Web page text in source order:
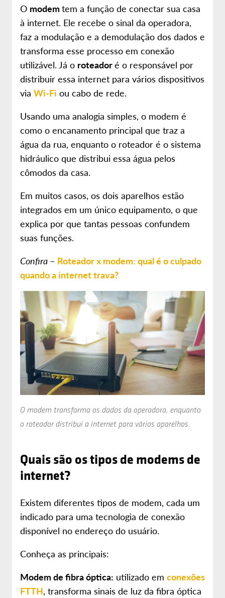
O modem tem a função de conectar sua casa
à internet. Ele recebe o sinal da operadora,
faz a modulação e a demodulação dos dados e
transforma esse processo em conexão
utilizável. Já o roteadoré o responsável por
distribuir essa internet para vários dispositivos
via Wi-Fi ou cabo de rede.
Usando uma analogia simples, o modem é
como o encanamento principal que traz a
água da rua, enquanto o roteador é o sistema
hidráulico que distribui essa água pelos
cômodos da casa.
Em muitos casos, os dois aparelhos estão
integrados em um único equipamento, o que
explica por que tantas pessoas confundem
suas funções.
Confira – Roteador x modem: qual é o culpado
quando a internet trava?
O modem transforma os dados da operadora, enquanto
o roteador distribui a internet para vários aparelhos.
Quais são os tipos de modems de
internet?
Existem diferentes tipos de modem, cada um
indicado para uma tecnologia de conexão
disponível no endereço do usuário.
Conheça as principais:
Modem de fibra óptica: utilizado em conexões
FTTH, transforma sinais de luz da fibra óptica